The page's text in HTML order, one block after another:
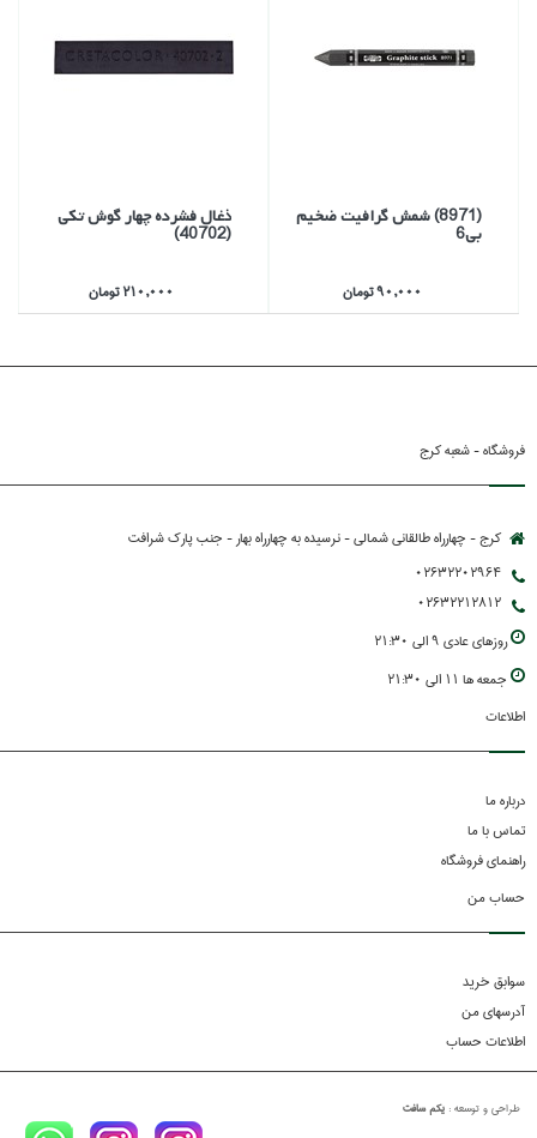
(8971) شمش گرافيت ضخيم
بي6
90,000 تومان
ذغال فشرده چهار گوش تكي
(40702)
210,000 تومان
فروشگاه - شعبه کرج
کرج - چهارراه طالقانی شمالی - نرسیده به چهارراه بهار - جنب پارك شرافت
02632202964
02632212812
روزهاي عادي 9 الي 21:30
جمعه ها 11 الي 21:30
اطلاعات
درباره ما
تماس با ما
راهنمای فروشگاه
حساب من
سوابق خرید
آدرسهای من
اطلاعات حساب
طراحي و توسعه : یکم سافت